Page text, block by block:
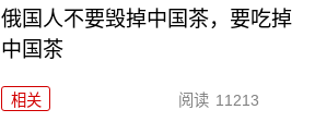
俄国人不要毁掉中国茶，要吃掉
中国茶
相关 阅读 11213